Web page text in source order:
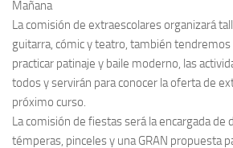
Mañana
La comisión de extraescolares organizará
guitarra, cómic y teatro, también
practicar patinaje y baile moderno, las
todos y servirán para conocer la oferta de
próximo curso.
La comisión de fiestas será la encargada de
témperas, pinceles y una GRAN propuesta